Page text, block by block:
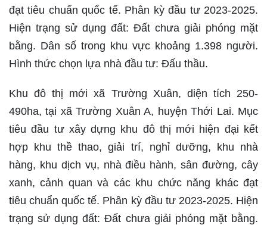
đạt tiêu chuẩn quốc tế. Phân kỳ đầu tư 2023-2025.
Hiện trạng sử dụng đất: Đất chưa giải phóng mặt
bằng. Dân số trong khu vực khoảng 1.398 người.
Hình thức chọn lựa nhà đầu tư: Đấu thầu.
Khu đô thị mới xã Trường Xuân, diện tích 250-
490ha, tại xã Trường Xuân A, huyện Thới Lai. Mục
tiêu đầu tư xây dựng khu đô thị mới hiện đại kết
hợp khu thề thao, giải trí, nghỉ dưỡng, khu nhà
hàng, khu dịch vụ, nhà điều hành, sân đường, cây
xanh, cảnh quan và các khu chức năng khác đạt
tiêu chuẩn quốc tế. Phân kỳ đầu tư 2023-2025. Hiện
trạng sử dụng đất: Đất chưa giải phóng mặt bằng.